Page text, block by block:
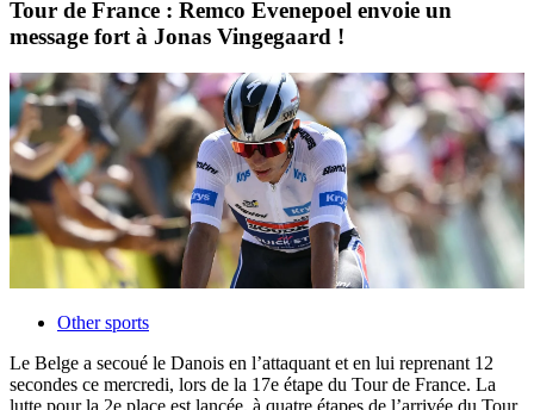
Tour de France : Remco Evenepoel envoie un
message fort à Jonas Vingegaard !
Other sports
Le Belge a secoué le Danois en l’attaquant et en lui reprenant 12
secondes ce mercredi, lors de la 17e étape du Tour de France. La